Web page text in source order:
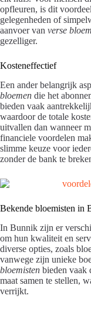
opfleuren, is dit
gelegenheden of
aanvoer van verse
gezelliger.
Kosteneffectief
Een ander belangrijk
bloemen die het
bieden vaak
waardoor de totale
uitvallen dan wanneer
financiele voordelen
slimme keuze voor
zonder de bank te
Bekende bloemisten in
In Bunnik zijn er
om hun kwaliteit en
diverse opties, zoals
vanwege zijn unieke
bloemisten bieden vaak
maat samen te stellen,
verrijkt.